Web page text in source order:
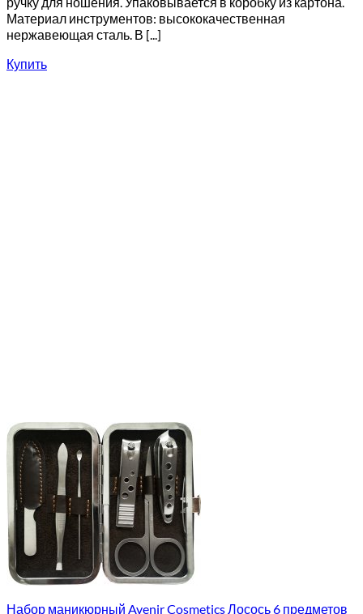
Материал инструментов: высококачественная
нержавеющая сталь. В [...]
Купить
Набор маникюрный Avenir Cosmetics Лосось 6 предметов